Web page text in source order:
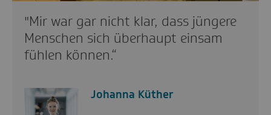
"Mir war gar nicht klar, dass jüngere
Menschen sich überhaupt einsam
fühlen können.“
Johanna Küther